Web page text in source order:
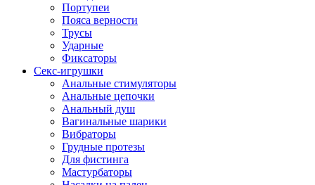
Портупеи
Пояса верности
Трусы
Ударные
Фиксаторы
Секс-игрушки
Анальные стимуляторы
Анальные цепочки
Анальный душ
Вагинальные шарики
Вибраторы
Грудные протезы
Для фистинга
Мастурбаторы